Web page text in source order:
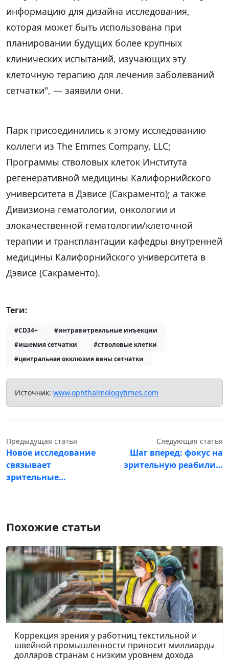
информацию для дизайна исследования,
которая может быть использована при
планировании будущих более крупных
клинических испытаний, изучающих эту
клеточную терапию для лечения заболеваний
сетчатки", — заявили они.
Парк присоединились к этому исследованию
коллеги из The Emmes Company, LLC;
Программы стволовых клеток Института
регенеративной медицины Калифорнийского
университета в Дэвисе (Сакраменто); а также
Дивизиона гематологии, онкологии и
злокачественной гематологии/клеточной
терапии и трансплантации кафедры внутренней
медицины Калифорнийского университета в
Дэвисе (Сакраменто).
Теги:
#CD34+
#интравитреальные инъекции
#ишемия сетчатки
#стволовые клетки
#центральная окклюзия вены сетчатки
Источник: www.ophthalmologytimes.com
Предыдущая статья
Новое исследование
связывает
зрительные…
Следующая статья
Шаг вперед: фокус на
зрительную реабили…
Похожие статьи
Коррекция зрения у работниц текстильной и
швейной промышленности приносит миллиарды
долларов странам с низким уровнем дохода